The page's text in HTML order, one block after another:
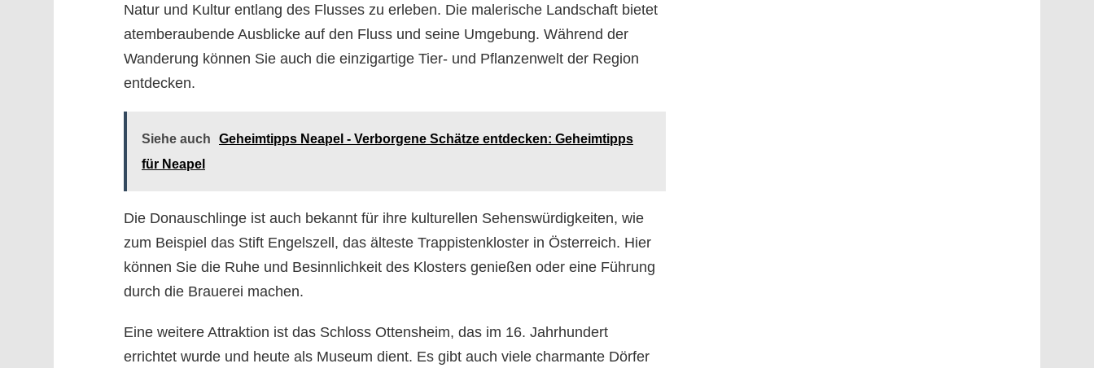
Natur und Kultur entlang des Flusses zu erleben. Die malerische Landschaft bietet
atemberaubende Ausblicke auf den Fluss und seine Umgebung. Während der
Wanderung können Sie auch die einzigartige Tier- und Pflanzenwelt der Region
entdecken.
Siehe auch
Geheimtipps Neapel - Verborgene Schätze entdecken: Geheimtipps
für Neapel
Die Donauschlinge ist auch bekannt für ihre kulturellen Sehenswürdigkeiten, wie
zum Beispiel das Stift Engelszell, das älteste Trappistenkloster in Österreich. Hier
können Sie die Ruhe und Besinnlichkeit des Klosters genießen oder eine Führung
durch die Brauerei machen.
Eine weitere Attraktion ist das Schloss Ottensheim, das im 16. Jahrhundert
errichtet wurde und heute als Museum dient. Es gibt auch viele charmante Dörfer